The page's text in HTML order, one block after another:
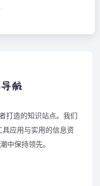
打造的知识站点。我们
应用与实用的信息资
中保持领先。